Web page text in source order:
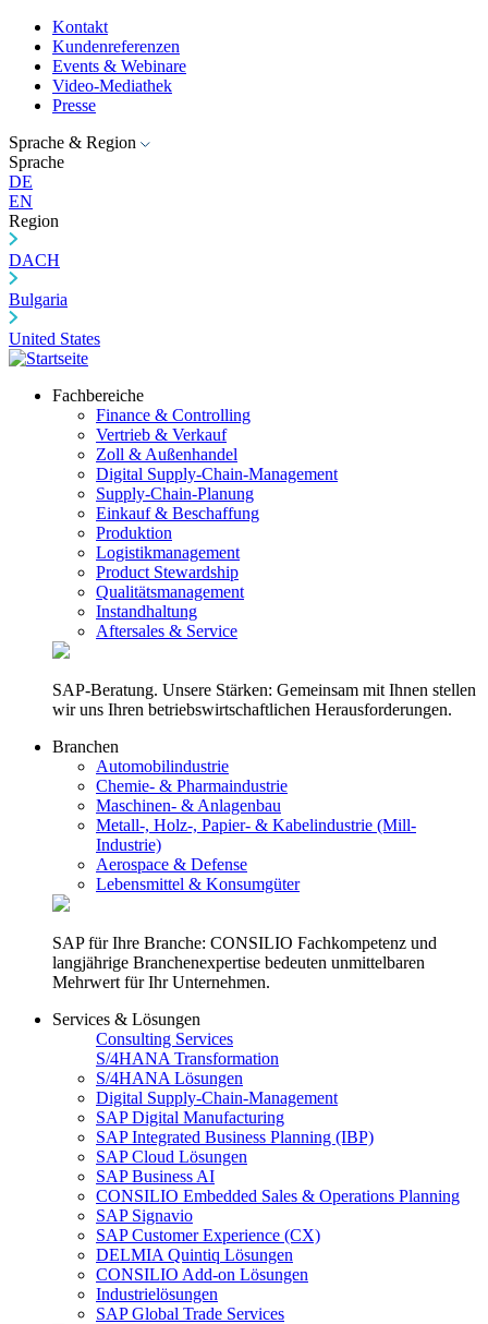
Kontakt
Kundenreferenzen
Events & Webinare
Video-Mediathek
Presse
Sprache & Region
Sprache
DE
EN
Region
DACH
Bulgaria
United States
Fachbereiche
Finance & Controlling
Vertrieb & Verkauf
Zoll & Außenhandel
Digital Supply-Chain-Management
Supply-Chain-Planung
Einkauf & Beschaffung
Produktion
Logistikmanagement
Product Stewardship
Qualitätsmanagement
Instandhaltung
Aftersales & Service
SAP-Beratung. Unsere Stärken: Gemeinsam mit Ihnen stellen
wir uns Ihren betriebswirtschaftlichen Herausforderungen.
Branchen
Automobilindustrie
Chemie- & Pharmaindustrie
Maschinen- & Anlagenbau
Metall-, Holz-, Papier- & Kabelindustrie (Mill-
Industrie)
Aerospace & Defense
Lebensmittel & Konsumgüter
SAP für Ihre Branche: CONSILIO Fachkompetenz und
langjährige Branchenexpertise bedeuten unmittelbaren
Mehrwert für Ihr Unternehmen.
Services & Lösungen
Consulting Services
S/4HANA Transformation
S/4HANA Lösungen
Digital Supply-Chain-Management
SAP Digital Manufacturing
SAP Integrated Business Planning (IBP)
SAP Cloud Lösungen
SAP Business AI
CONSILIO Embedded Sales & Operations Planning
SAP Signavio
SAP Customer Experience (CX)
DELMIA Quintiq Lösungen
CONSILIO Add-on Lösungen
Industrielösungen
SAP Global Trade Services